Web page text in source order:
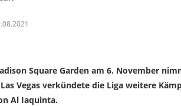
Square Garden am 6. November
Vegas verkündete die Liga weitere
Al Iaquinta.